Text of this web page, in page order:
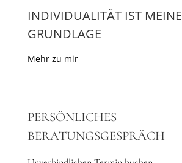
INDIVIDUALITÄT IST MEINE
GRUNDLAGE
Mehr zu mir
PERSÖNLICHES
BERATUNGSGESPRÄCH